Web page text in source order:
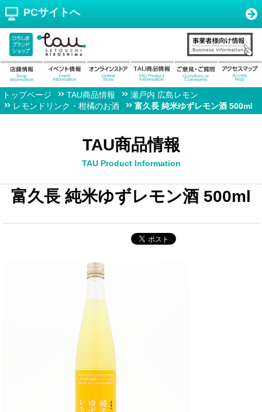
PCサイトへ
トップページ TAU商品情報
瀬戸内 広島レモン
レモンドリンク・柑橘のお酒
富久長 純米ゆずレモン酒 500ml
TAU商品情報
TAU Product Information
富久長 純米ゆずレモン酒 500ml